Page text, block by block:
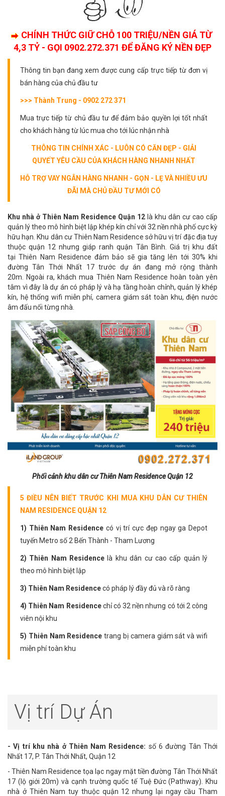
CHÍNH THỨC GIỮ CHỖ 100 TRIỆU/NỀN GIÁ TỪ
4,3 TỶ - GỌI 0902.272.371 ĐỂ ĐĂNG KÝ NỀN ĐẸP
Thông tin bạn đang xem được cung cấp trực tiếp từ đơn vị
bán hàng của chủ đầu tư
>>> Thành Trung - 0902 272 371
Mua trực tiếp từ chủ đầu tư để đảm bảo quyền lợi tốt nhất
cho khách hàng từ lúc mua cho tới lúc nhận nhà
THÔNG TIN CHÍNH XÁC - LUÔN CÓ CĂN ĐẸP - GIẢI
QUYẾT YÊU CẦU CỦA KHÁCH HÀNG NHANH NHẤT
HỖ TRỢ VAY NGÂN HÀNG NHANH - GỌN - LẸ VÀ NHIỀU ƯU
ĐÃI MÀ CHỦ ĐẦU TƯ MỚI CÓ
Khu nhà ở Thiên Nam Residence Quận 12 là khu dân cư cao cấp
quản lý theo mô hình biệt lập khép kín chỉ với 32 nền nhà phố cực kỳ
hữu hạn. Khu dân cư Thiên Nam Residence sở hữu vị trí đặc địa tuy
thuộc quận 12 nhưng giáp ranh quận Tân Bình. Giá trị khu đất
tại Thiên Nam Residence đảm bảo sẽ gia tăng lên tới 30% khi
đường Tân Thới Nhất 17 trước dự án đang mở rộng thành
20m. Ngoài ra, khách mua Thiên Nam Residence hoàn toàn yên
tâm vì đây là dự án có pháp lý và hạ tầng hoàn chỉnh, quản lý khép
kín, hệ thống wifi miễn phí, camera giám sát toàn khu, điện nước
âm đấu nối từng nhà.
Phối cảnh khu dân cư Thiên Nam Residence Quận 12
5 ĐIỀU NÊN BIẾT TRƯỚC KHI MUA KHU DÂN CƯ THIÊN
NAM RESIDENCE QUẬN 12
1) Thiên Nam Residence có vị trí cực đẹp ngay ga Depot
tuyến Metro số 2 Bến Thành - Tham Lương
2) Thiên Nam Residence là khu dân cư cao cấp quản lý
theo mô hình biệt lập
3) Thiên Nam Residencecó pháp lý đầy đủ và rõ ràng
4) Thiên Nam Residencechỉ có 32 nền nhưng có tới 2 công
viên nội khu
5) Thiên Nam Residence trang bị camera giám sát và wifi
miễn phí toàn khu
Vị trí Dự Án
- Vị trí khu nhà ở Thiên Nam Residence: số 6 đường Tân Thới
Nhất 17, P. Tân Thới Nhất, Quận 12
- Thiên Nam Residence tọa lạc ngay mặt tiền đường Tân Thới Nhất
17 (lộ giới 20m) và cạnh trường quốc tế Tuệ Đức (Pathway). Khu
nhà ở Thiên Nam tuy thuộc quận 12 nhưng lại ngay cầu Tham